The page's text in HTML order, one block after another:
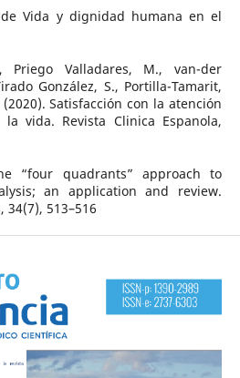
de Vida y dignidad humana en el
Priego Valladares, M., van-der
González, S., Portilla-Tamarit,
Satisfacción con la atención
vida. Revista Clinica Espanola,
“four quadrants” approach to
an application and review.
34(7), 513–516